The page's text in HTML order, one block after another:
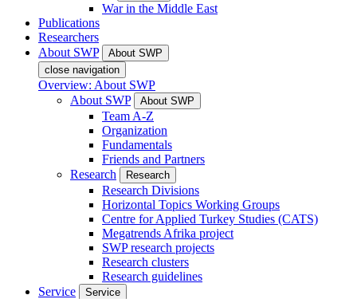
War in the Middle East
Publications
Researchers
About SWP
About SWP
close navigation
Overview: About SWP
About SWP
About SWP
Team A-Z
Organization
Fundamentals
Friends and Partners
Research
Research
Research Divisions
Horizontal Topics Working Groups
Centre for Applied Turkey Studies (CATS)
Megatrends Afrika project
SWP research projects
Research clusters
Research guidelines
Service
Service